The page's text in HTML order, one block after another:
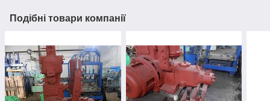
Подібні товари компанії